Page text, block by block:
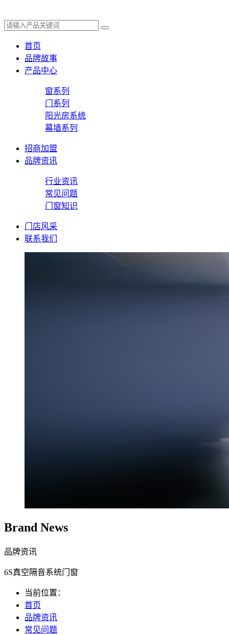
首页
品牌故事
产品中心
窗系列
门系列
阳光房系统
幕墙系列
招商加盟
品牌资讯
行业资讯
常见问题
门窗知识
门店风采
联系我们
Brand News
品牌资讯
6S真空隔音系统门窗
当前位置：
首页
品牌资讯
常见问题